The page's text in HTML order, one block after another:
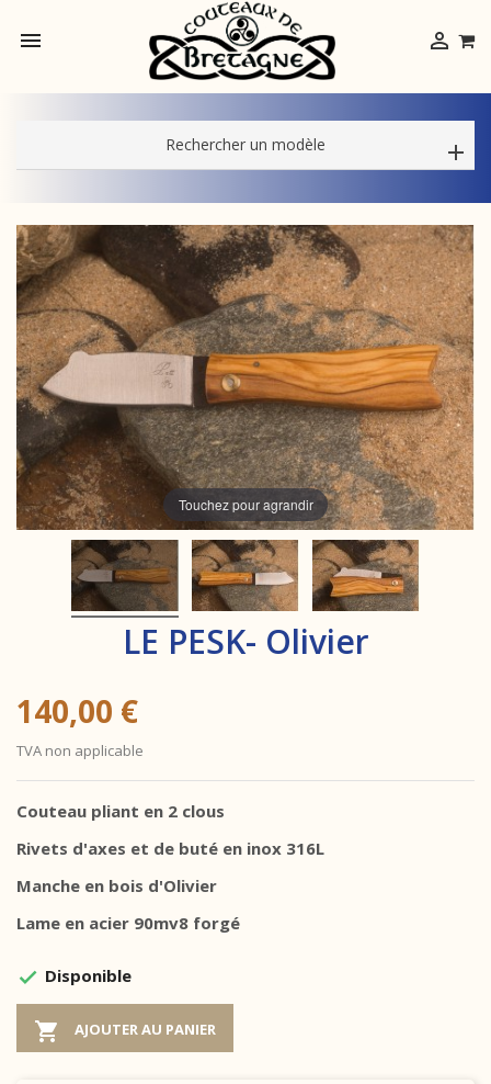
 
Rechercher un modèle
Touchez pour agrandir
LE PESK- Olivier
140,00 €
TVA non applicable
Couteau pliant en 2 clous
Rivets d'axes et de buté en inox 316L
Manche en bois d'Olivier
Lame en acier 90mv8 forgé
 Disponible
 AJOUTER AU PANIER